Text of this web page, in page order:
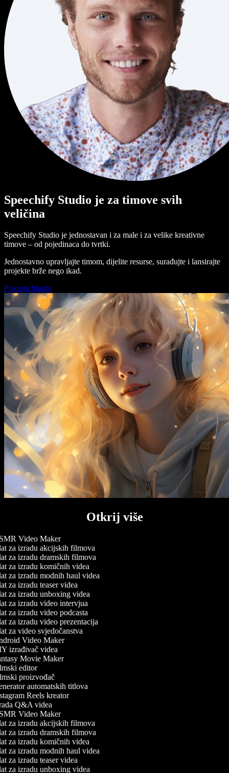
Speechify Studio je za timove svih
veličina
Speechify Studio je jednostavan i za male i za velike kreativne
timove – od pojedinaca do tvrtki.
Jednostavno upravljajte timom, dijelite resurse, surađujte i lansirajte
projekte brže nego ikad.
Pokreni Studio
Otkrij više
Video Maker
za izradu akcijskih filmova
za izradu dramskih filmova
za izradu komičnih videa
za izradu modnih haul videa
za izradu teaser videa
za izradu unboxing videa
za izradu video intervjua
za izradu video podcasta
za izradu video prezentacija
za video svjedočanstva
Video Maker
izrađivač videa
Movie Maker
editor
proizvođač
automatskih titlova
Reels kreator
Q&A videa
Video Maker
za izradu akcijskih filmova
za izradu dramskih filmova
za izradu komičnih videa
za izradu modnih haul videa
za izradu teaser videa
za izradu unboxing videa